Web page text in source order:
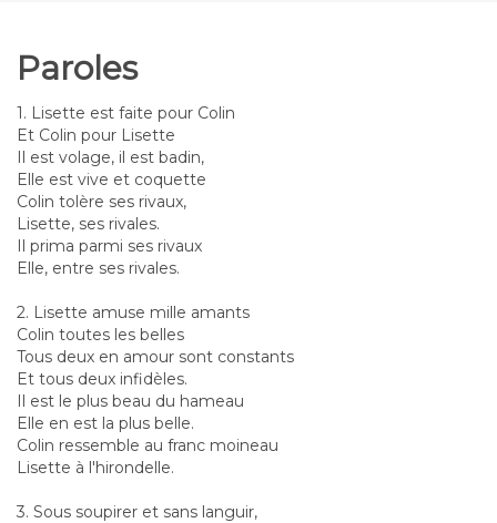
Paroles
1. Lisette est faite pour Colin
Et Colin pour Lisette
Il est volage, il est badin,
Elle est vive et coquette
Colin tolère ses rivaux,
Lisette, ses rivales.
Il prima parmi ses rivaux
Elle, entre ses rivales.
2. Lisette amuse mille amants
Colin toutes les belles
Tous deux en amour sont constants
Et tous deux infidèles.
Il est le plus beau du hameau
Elle en est la plus belle.
Colin ressemble au franc moineau
Lisette à l'hirondelle.
3. Sous soupirer et sans languir,